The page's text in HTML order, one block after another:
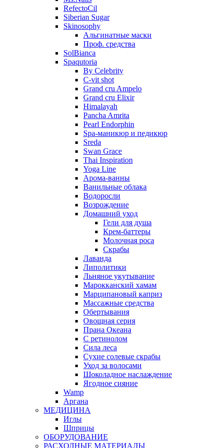
RefectoCil
Siberian Sugar
Skinosophy
Альгинатные маски
Проф. средства
SolBianca
Spaqutoria
By Celebrity
C-vit shot
Grand cru Ampelo
Grand сru Elixir
Himalayah
Pancha Amrita
Pearl Endorphin
Spa-маникюр и педикюр
Sreda
Swan Grace
Thai Inspiration
Yoga Line
Арома-ванны
Ванильные облака
Водоросли
Возрождение
Домашний уход
Гели для душа
Крем-баттеры
Молочная роса
Скрабы
Лаванда
Липолитики
Льняное укутывание
Марокканский хамам
Марципановый каприз
Массажные средства
Обертывания
Овощная серия
Прана Океана
С ретинолом
Сила леса
Сухие солевые скрабы
Уход за волосами
Шоколадное наслаждение
Ягодное сияние
Wamp
Аргана
МЕДИЦИНА
Иглы
Шприцы
ОБОРУДОВАНИЕ
РАСХОДНЫЕ МАТЕРИАЛЫ